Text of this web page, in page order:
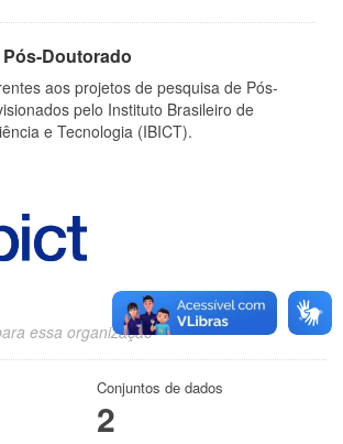
Doutorado
aos projetos de pesquisa de Pós-
pelo Instituto Brasileiro de
e Tecnologia (IBICT).
essa organização
Conjuntos de dados
2